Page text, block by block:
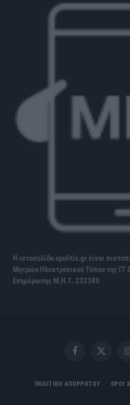
Η ιστοσελίδα opolitis.gr είναι
Μητρώο Ηλεκτρονικού Τύπου της ΓΓ
Ενημέρωσης Μ.Η.Τ. 232380
Facebook X
ΠΟΛΙΤΙΚΗ ΑΠΟΡΡΗΤΟΥ ΟΡΟΙ